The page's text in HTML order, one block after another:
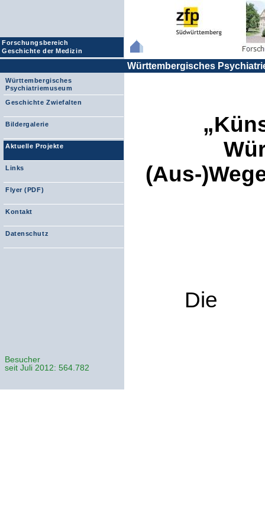
Forschungsbereich
Geschichte der Medizin
Württembergisches
(Aus-
Die
Württembergisches
Psychiatriemuseum
Geschichte Zwiefalten
Bildergalerie
Aktuelle Projekte
Links
Flyer (PDF)
Kontakt
Datenschutz
Besucher
seit Juli 2012: 564.782